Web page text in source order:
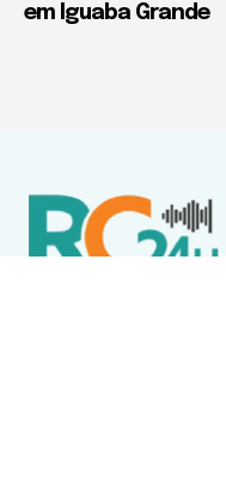
em Iguaba Grande